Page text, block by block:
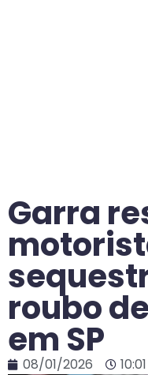
Garra
roubo
em SP
08/01/2026 10:01